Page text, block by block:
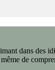
dans des
de